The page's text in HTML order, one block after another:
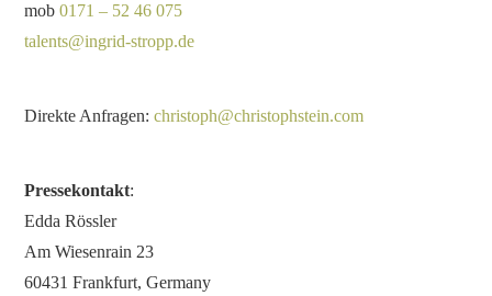
mob0171 – 52 46 075
talents@ingrid-stropp.de
Direkte Anfragen:christoph@christophstein.com
Pressekontakt:
Edda Rössler
Am Wiesenrain 23
60431 Frankfurt, Germany